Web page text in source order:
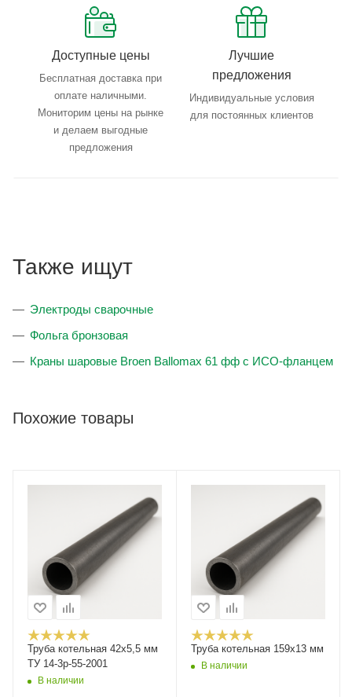
Доступные цены
Бесплатная доставка при
оплате наличными.
Мониторим цены на рынке
и делаем выгодные
предложения
Лучшие
предложения
Индивидуальные условия
для постоянных клиентов
Также ищут
Электроды сварочные
Фольга бронзовая
Краны шаровые Broen Ballomax 61 фф с ИСО-фланцем
Похожие товары
Труба котельная 42х5,5 мм
ТУ 14-3р-55-2001
В наличии
Труба котельная 159x13 мм
В наличии